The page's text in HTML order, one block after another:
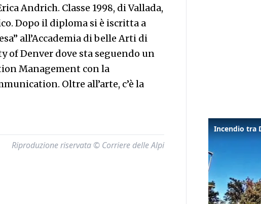
Andrich. Classe 1998, di Vallada,
Dopo il diploma si è iscritta a
all’Accademia di belle Arti di
of Denver dove sta seguendo un
Management con la
Oltre all’arte, c’è la
Riproduzione riservata © Corriere delle Alpi